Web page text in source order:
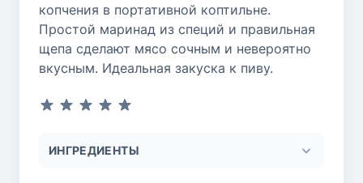
копчения в портативной коптильне.
Простой маринад из специй и правильная
щепа сделают мясо сочным и невероятно
вкусным. Идеальная закуска к пиву.
ИНГРЕДИЕНТЫ